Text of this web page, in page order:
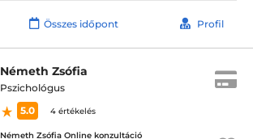
Összes időpont Profil
Németh Zsófia
Pszichológus
5.0
4 értékelés
Németh Zsófia Online konzultáció